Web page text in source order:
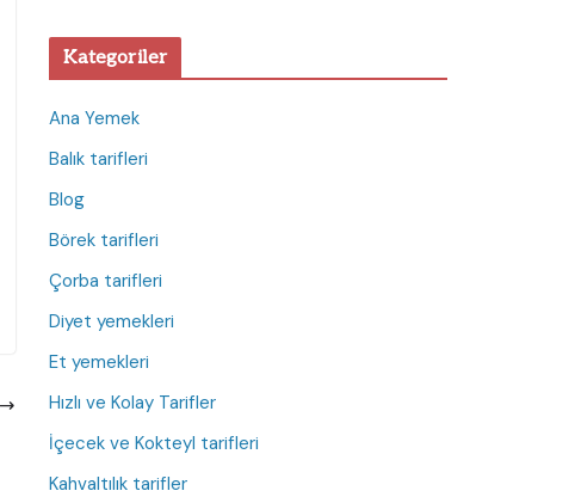
Kategoriler
Ana Yemek
Balık tarifleri
Blog
Börek tarifleri
Çorba tarifleri
Diyet yemekleri
Et yemekleri
Hızlı ve Kolay Tarifler
İçecek ve Kokteyl tarifleri
Kahvaltılık tarifler